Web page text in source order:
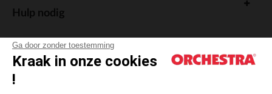
Ga door zonder toestemming
Kraak in onze cookies
!
Hulp nodig